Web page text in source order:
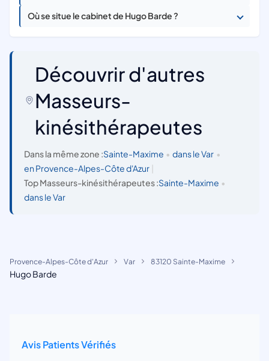
Où se situe le cabinet de Hugo Barde ?
Découvrir d'autres
Masseurs-
kinésithérapeutes
Dans la même zone :Sainte-Maxime • dans le Var •
en Provence-Alpes-Côte d'Azur
Top Masseurs-kinésithérapeutes :Sainte-Maxime •
dans le Var
Provence-Alpes-Côte d'Azur Var 83120 Sainte-Maxime
Hugo Barde
Avis Patients Vérifiés